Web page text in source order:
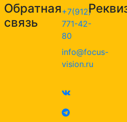
Обратная
связь
+7(912)
771-42-
80
info@focus-
vision.ru